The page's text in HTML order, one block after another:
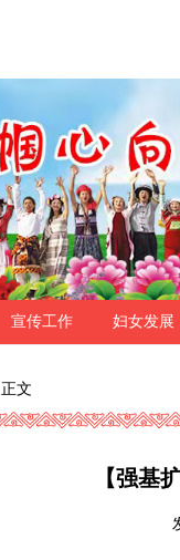
宣传工作 妇女发展
正文
【强基